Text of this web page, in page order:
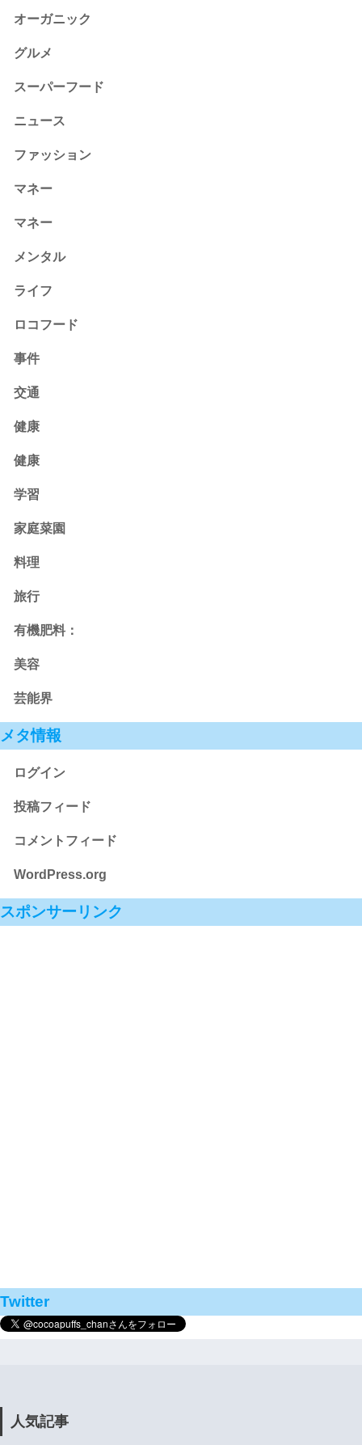
オーガニック
グルメ
スーパーフード
ニュース
ファッション
マネー
マネー
メンタル
ライフ
ロコフード
事件
交通
健康
健康
学習
家庭菜園
料理
旅行
有機肥料：
美容
芸能界
メタ情報
ログイン
投稿フィード
コメントフィード
WordPress.org
スポンサーリンク
Twitter
人気記事